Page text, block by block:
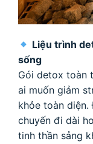
Liệu trình
sống
Gói detox toàn
ai muốn giảm
khỏe toàn
chuyến đi dài
tinh thần sảng